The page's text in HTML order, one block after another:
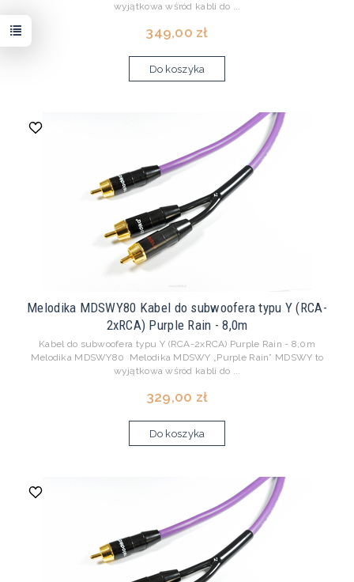
wyjątkowa wśród kabli do ...
349,00 zł
Do koszyka
Melodika MDSWY80 Kabel do subwoofera typu Y (RCA-
2xRCA) Purple Rain - 8,0m
Kabel do subwoofera typu Y (RCA-2xRCA) Purple Rain - 8,0m
Melodika MDSWY80 Melodika MDSWY „Purple Rain” MDSWY to
wyjątkowa wśród kabli do ...
329,00 zł
Do koszyka